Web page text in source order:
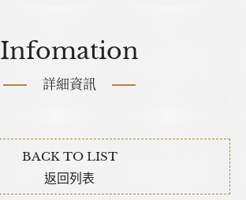
Infomation
詳細資訊
BACK TO LIST
返回列表